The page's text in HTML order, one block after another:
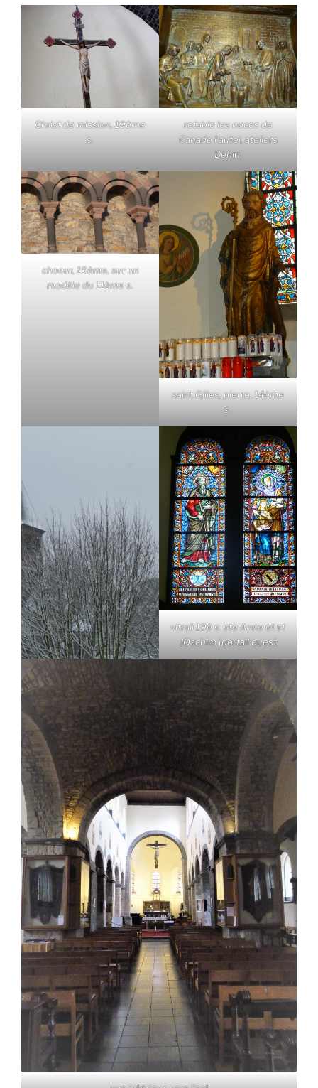
Christ de mission, 19ème
s.
retable les noces de
Canade l'autel, ateliers
Dehin,
choeur, 19ème, sur un
modèle du 11ème s.
saint Gilles, pierre, 14ème
s.
vitrail 19è s. ste Anne et st
JOachim (portail ouest